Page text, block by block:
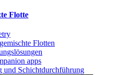
Flotte
Flotten
apps
und Schichtdurchführung